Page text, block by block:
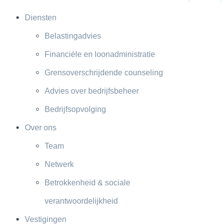
Diensten
Belastingadvies
Financiële en loonadministratie
Grensoverschrijdende counseling
Advies over bedrijfsbeheer
Bedrijfsopvolging
Over ons
Team
Netwerk
Betrokkenheid & sociale
verantwoordelijkheid
Vestigingen